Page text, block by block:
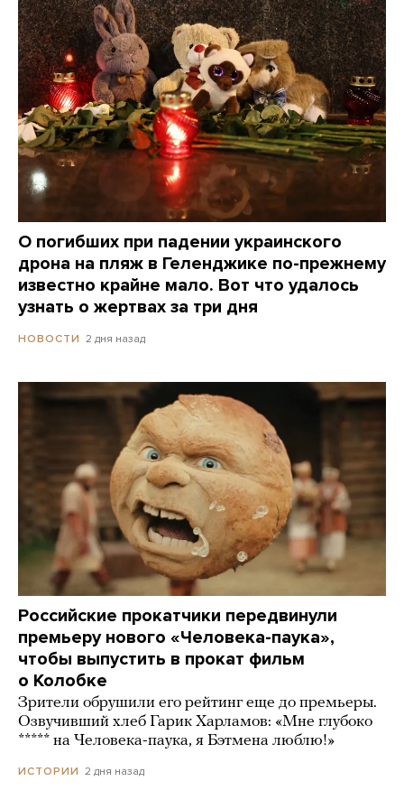
О погибших при падении украинского
дрона на пляж в Геленджике по-прежнему
известно крайне мало. Вот что удалось
узнать о жертвах за три дня
НОВОСТИ 2 дня назад
Российские прокатчики передвинули
премьеру нового «Человека-паука»,
чтобы выпустить в прокат фильм
о Колобке
Зрители обрушили его рейтинг еще до премьеры.
Озвучивший хлеб Гарик Харламов: «Мне глубоко
***** на Человека-паука, я Бэтмена люблю!»
ИСТОРИИ 2 дня назад